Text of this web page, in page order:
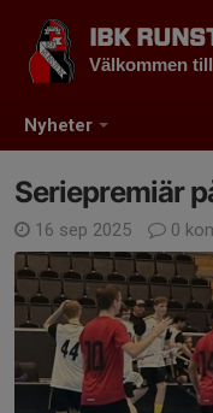
Nyheter
IBK
Välkommen
Seriepremiär
16 sep 2025 0